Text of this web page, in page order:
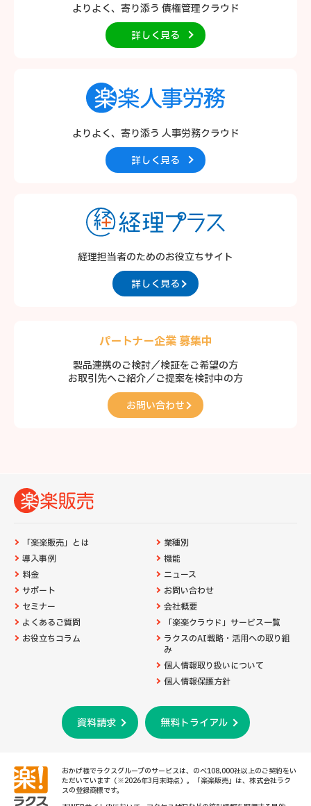
よりよく、寄り添う 債権管理クラウド
詳しく見る
よりよく、寄り添う 人事労務クラウド
詳しく見る
経理担当者のためのお役立ちサイト
詳しく見る
パートナー企業 募集中
製品連携のご検討／検証をご希望の方
お取引先へご紹介／ご提案を検討中の方
お問い合わせ
「楽楽販売」とは
導入事例
料金
サポート
セミナー
よくあるご質問
お役立ちコラム
業種別
機能
ニュース
お問い合わせ
会社概要
「楽楽クラウド」サービス一覧
ラクスのAI戦略・活用への取り組
み
個人情報取り扱いについて
個人情報保護方針
資料請求 無料トライアル
おかげ様でラクスグループのサービスは、のべ108,000社以上のご契約をい
ただいています（※2026年3月末時点）。「楽楽販売」は、株式会社ラク
スの登録商標です。